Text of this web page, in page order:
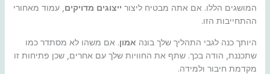
המושגים הללו. אם אתה מבטיח ליצור ייצוגים מדויקים , עמוד מאחורי
ההתחייבות הזו.
היותך כנה לגבי התהליך שלך בונה אמון. אם משהו לא מסתדר כמו
שתכננת, הודה בכך. שתף את החוויות שלך עם אחרים, שכן פתיחות זו
מקדמת חיבור ולמידה.